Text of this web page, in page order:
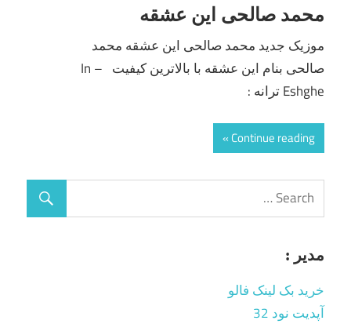
محمد صالحی این عشقه
موزیک جدید محمد صالحی این عشقه محمد
صالحی بنام این عشقه با بالاترین کیفیت – In
Eshghe ترانه :
Continue reading
مدیر :
خرید بک لینک فالو
آپدیت نود 32